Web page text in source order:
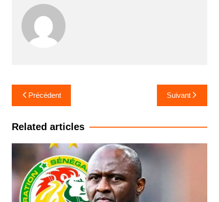
Navigation
de
l’article
Précédent Suivant
Related articles